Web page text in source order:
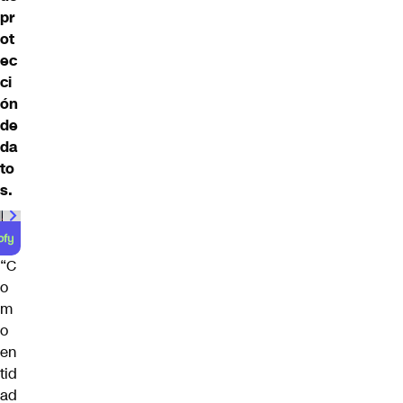
pr
ot
ec
ci
ón
de
da
to
s.
“C
o
m
o
en
tid
ad